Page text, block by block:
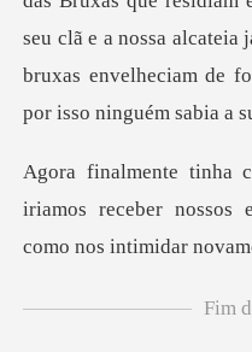
seu clã e a nossa alcateia
iriamos receber nossos
Fim